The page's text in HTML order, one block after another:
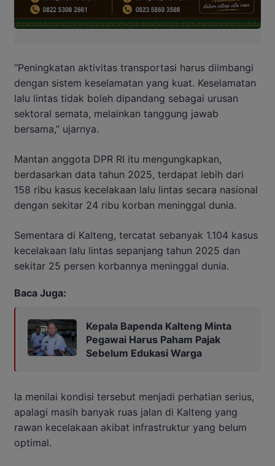
“Peningkatan aktivitas transportasi harus diimbangi
dengan sistem keselamatan yang kuat. Keselamatan
lalu lintas tidak boleh dipandang sebagai urusan
sektoral semata, melainkan tanggung jawab
bersama,” ujarnya.
Mantan anggota DPR RI itu mengungkapkan,
berdasarkan data tahun 2025, terdapat lebih dari
158 ribu kasus kecelakaan lalu lintas secara nasional
dengan sekitar 24 ribu korban meninggal dunia.
Sementara di Kalteng, tercatat sebanyak 1.104 kasus
kecelakaan lalu lintas sepanjang tahun 2025 dan
sekitar 25 persen korbannya meninggal dunia.
Baca Juga:
Kepala Bapenda Kalteng Minta
Pegawai Harus Paham Pajak
Sebelum Edukasi Warga
Ia menilai kondisi tersebut menjadi perhatian serius,
apalagi masih banyak ruas jalan di Kalteng yang
rawan kecelakaan akibat infrastruktur yang belum
optimal.